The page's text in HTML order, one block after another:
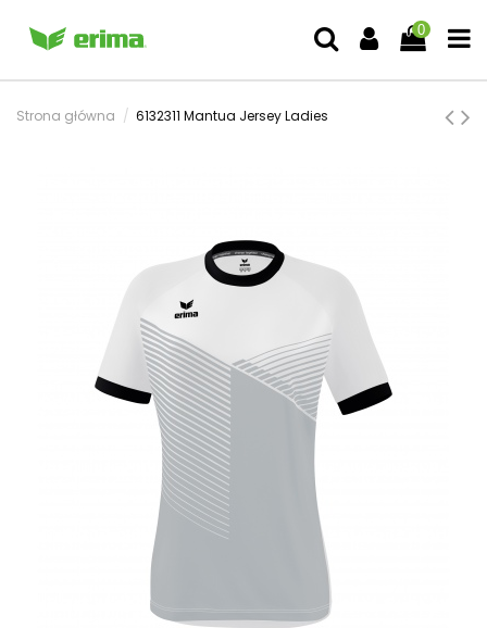
0
Strona główna 6132311 Mantua Jersey Ladies